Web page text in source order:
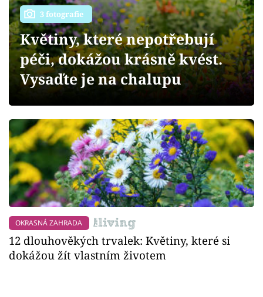
Přihlášení
Sledujte nás
3 fotografie
Květiny, které nepotřebují
péči, dokážou krásně kvést.
Vysaďte je na chalupu
OKRASNÁ ZAHRADA
12 dlouhověkých trvalek: Květiny, které si
dokážou žít vlastním životem